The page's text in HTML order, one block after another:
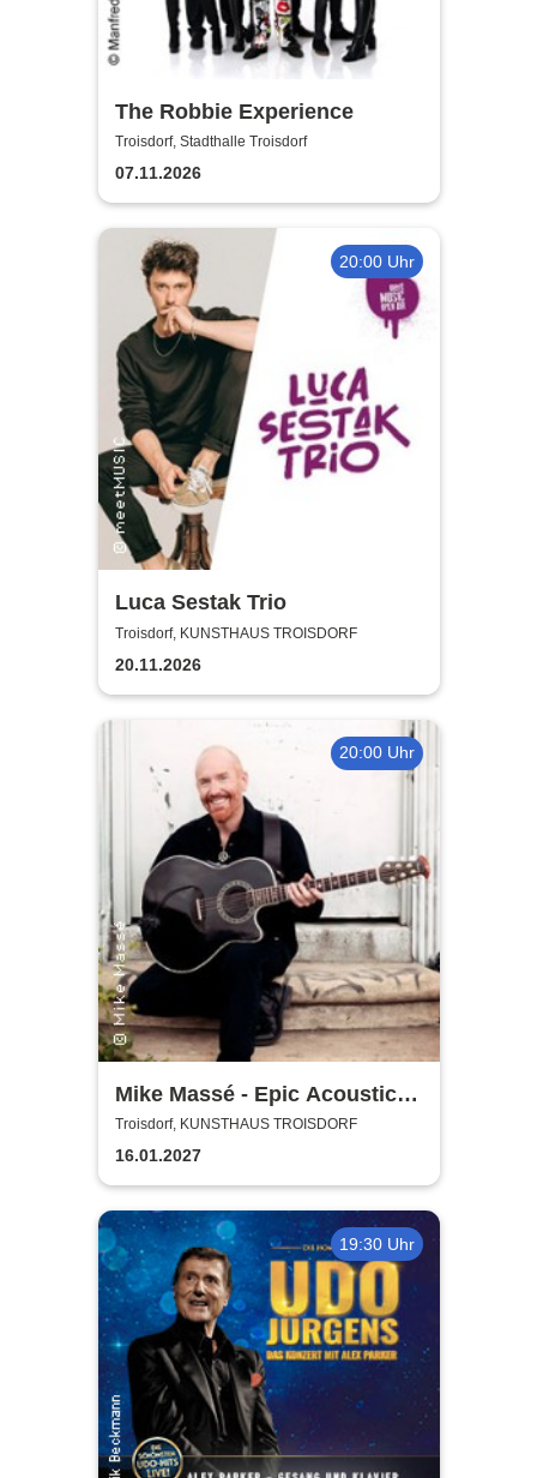
The Robbie Experience
Troisdorf, Stadthalle Troisdorf
07.11.2026
20:00 Uhr
Luca Sestak Trio
Troisdorf, KUNSTHAUS TROISDORF
20.11.2026
20:00 Uhr
Mike Massé - Epic Acoustic
Classic Rock in Concert
Troisdorf, KUNSTHAUS TROISDORF
16.01.2027
19:30 Uhr